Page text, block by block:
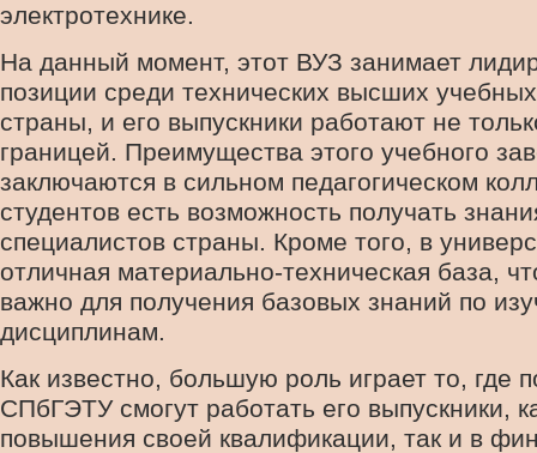
электротехнике.
На данный момент, этот ВУЗ занимает
позиции среди технических высших
страны, и его выпускники работают не
границей. Преимущества этого учебного
заключаются в сильном педагогическом
студентов есть возможность получать
специалистов страны. Кроме того, в
отличная материально-техническая база,
важно для получения базовых знаний по
дисциплинам.
Как известно, большую роль играет то, где
СПбГЭТУ смогут работать его выпускники,
повышения своей квалификации, так и в